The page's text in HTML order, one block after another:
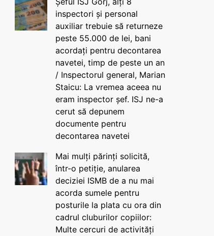
inspectori și personal
auxiliar trebuie să returneze
peste 55.000 de lei, bani
acordați pentru decontarea
navetei, timp de peste un an
/ Inspectorul general, Marian
Staicu: La vremea aceea nu
eram inspector șef. ISJ ne-a
cerut să depunem
documente pentru
decontarea navetei
Mai mulți părinți solicită,
într-o petiție, anularea
deciziei ISMB de a nu mai
acorda sumele pentru
posturile la plata cu ora din
cadrul cluburilor copiilor:
Multe cercuri de activități